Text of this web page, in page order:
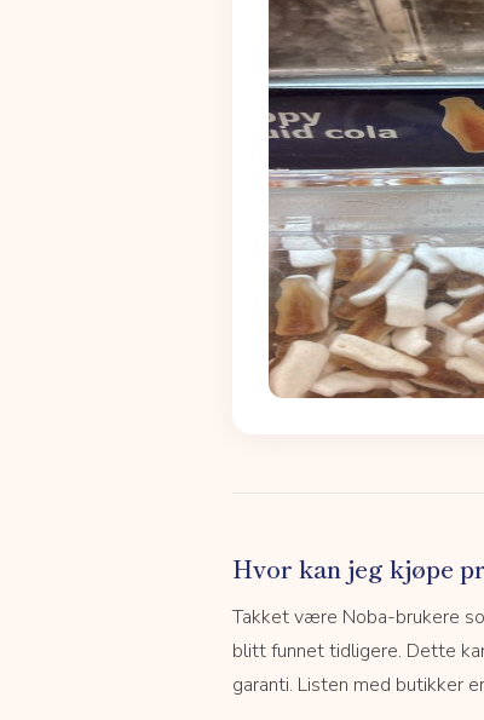
Hvor kan jeg kjøpe
Takket være Noba-brukere
blitt funnet tidligere. Dette
garanti. Listen med butikker